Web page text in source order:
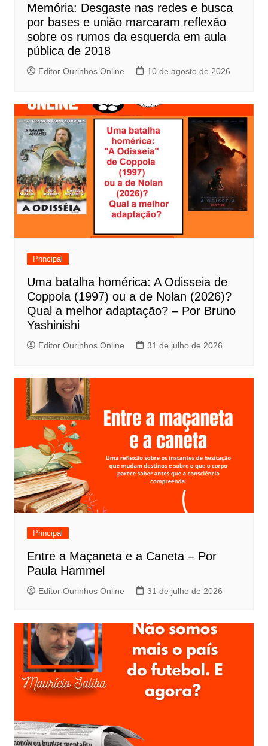
Memória: Desgaste nas redes e busca
por bases e união marcaram reflexão
sobre os rumos da esquerda em aula
pública de 2018
Editor Ourinhos Online 10 de agosto de 2026
Principal
Uma batalha homérica: A Odisseia de
Coppola (1997) ou a de Nolan (2026)?
Qual a melhor adaptação? – Por Bruno
Yashinishi
Editor Ourinhos Online 31 de julho de 2026
Principal
Entre a Maçaneta e a Caneta – Por
Paula Hammel
Editor Ourinhos Online 31 de julho de 2026